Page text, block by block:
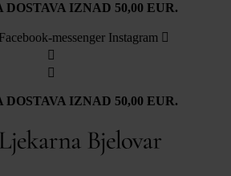
DOSTAVA IZNAD 50,00 EUR.
Facebook-messenger Instagram
DOSTAVA IZNAD 50,00 EUR.